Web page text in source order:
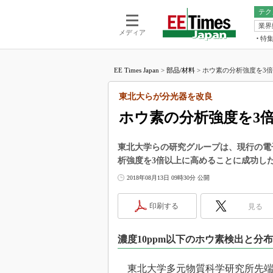
メディア
テ
電池／エネルア
マ
業
特集
福田昭
大山聡
リタイ
学漂流記
踊るバ
で起こ
EE Times Japan > 部品/材料 > ホウ素の分析強度を3
ホウ素の分析強度を3
東北大らが分光器を改良
東北大学らの研究グループは、現行の
析強度を3倍以上に高めることに成功し
2018年08月13日 09時30分 公開
印刷する 見る
濃度10ppm以下のホウ素検出と分
東北大学多元物質科学研究所先